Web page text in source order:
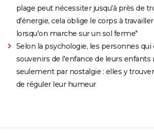
plage peut nécessiter jusqu'à près de
d'énergie, cela oblige le corps à
lorsqu'on marche sur un sol ferme"
Selon la psychologie, les personnes
souvenirs de l'enfance de leurs enfants
seulement par nostalgie : elles y
de réguler leur humeur